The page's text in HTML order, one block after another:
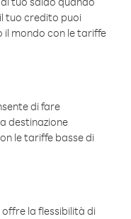
tuo credito puoi
mondo con le tariffe
di fare
destinazione
le tariffe basse di
la flessibilità di